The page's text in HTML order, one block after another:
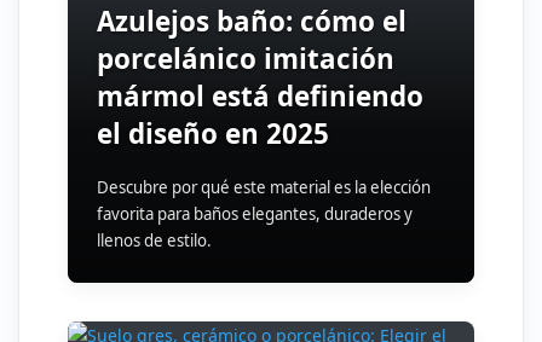
Azulejos baño: cómo el
porcelánico imitación
mármol está definiendo
el diseño en 2025
Descubre por qué este material es la elección
favorita para baños elegantes, duraderos y
llenos de estilo.